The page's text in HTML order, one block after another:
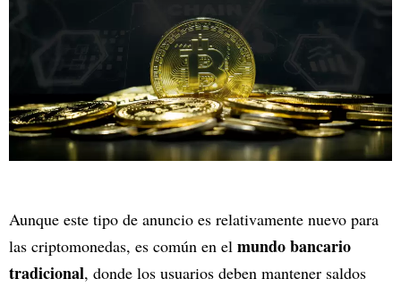
Aunque este tipo de anuncio es relativamente nuevo para
las criptomonedas, es común en el mundo bancario
tradicional, donde los usuarios deben mantener saldos